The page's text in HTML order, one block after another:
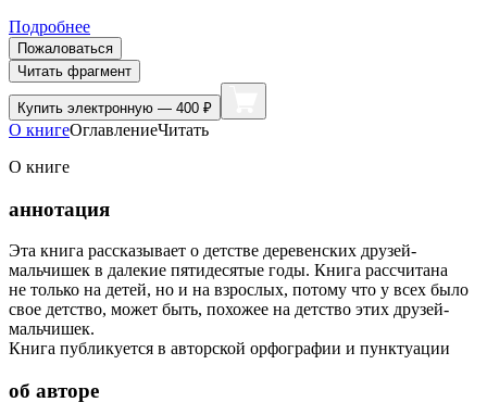
Подробнее
Пожаловаться
Читать фрагмент
Купить электронную — 400 ₽
О книгеОглавлениеЧитать
О книге
аннотация
Эта книга рассказывает о детстве деревенских друзей-
мальчишек в далекие пятидесятые годы. Книга рассчитана
не только на детей, но и на взрослых, потому что у всех было
свое детство, может быть, похожее на детство этих друзей-
мальчишек.
Книга публикуется в авторской орфографии и пунктуации
об авторе